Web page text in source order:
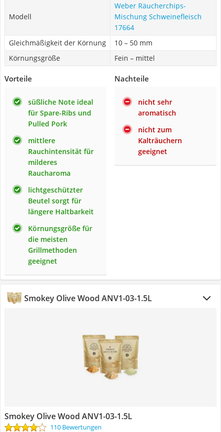
Modell
Weber Räucherchips-
Mischung Schweinefleisch
17664
Gleichmäßigkeit der Körnung
10 – 50 mm
Körnungsgröße
Fein – mittel
Vorteile
süßliche Note ideal
für Spare-Ribs und
Pulled Pork
mittlere
Rauchintensität für
milderes
Raucharoma
lichtgeschützter
Beutel sorgt für
längere Haltbarkeit
Körnungsgröße für
die meisten
Grillmethoden
geeignet
Nachteile
nicht sehr
aromatisch
nicht zum
Kalträuchern
geeignet
Smokey Olive Wood ANV1-03-1.5L
Smokey Olive Wood ANV1-03-1.5L
110 Bewertungen